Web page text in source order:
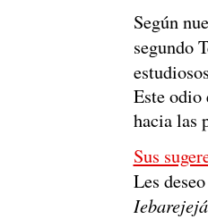
Según
segundo
Este odio
hacia las
Sus
Les
Iebarejejá